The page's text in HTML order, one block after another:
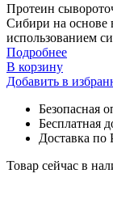
Протеин
Сибири на основе
использованием
Подробнее
В корзину
Добавить в
Безопасная
Бесплатная
Доставка
Товар сейчас в